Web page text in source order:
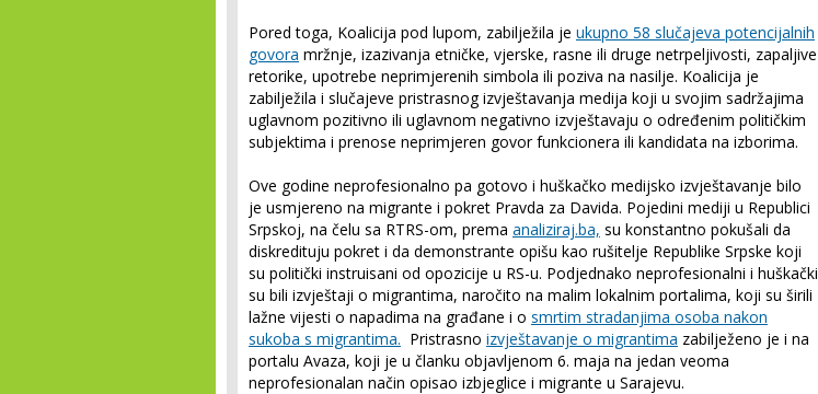
Pored toga, Koalicija pod lupom, zabilježila je ukupno 58 slučajeva potencijalnih
govora mržnje, izazivanja etničke, vjerske, rasne ili druge netrpeljivosti, zapaljive
retorike, upotrebe neprimjerenih simbola ili poziva na nasilje. Koalicija je
zabilježila i slučajeve pristrasnog izvještavanja medija koji u svojim sadržajima
uglavnom pozitivno ili uglavnom negativno izvještavaju o određenim političkim
subjektima i prenose neprimjeren govor funkcionera ili kandidata na izborima.
Ove godine neprofesionalno pa gotovo i huškačko medijsko izvještavanje bilo
je usmjereno na migrante i pokret Pravda za Davida. Pojedini mediji u Republici
Srpskoj, na čelu sa RTRS-om, prema analiziraj.ba, su konstantno pokušali da
diskredituju pokret i da demonstrante opišu kao rušitelje Republike Srpske koji
su politički instruisani od opozicije u RS-u. Podjednako neprofesionalni i huškački
su bili izvještaji o migrantima, naročito na malim lokalnim portalima, koji su širili
lažne vijesti o napadima na građane i o smrtim stradanjima osoba nakon
sukoba s migrantima. Pristrasno izvještavanje o migrantima zabilježeno je i na
portalu Avaza, koji je u članku objavljenom 6. maja na jedan veoma
neprofesionalan način opisao izbjeglice i migrante u Sarajevu.